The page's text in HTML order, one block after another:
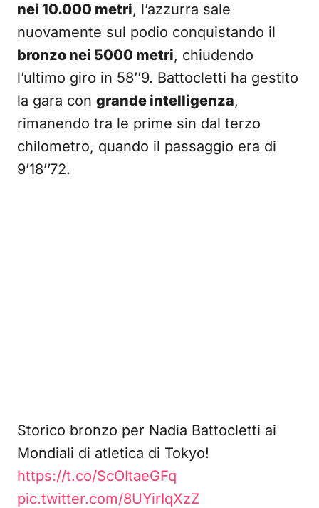
nei 10.000 metri, l’azzurra sale
nuovamente sul podio conquistando il
bronzo nei 5000 metri, chiudendo
l’ultimo giro in 58’’9. Battocletti ha gestito
la gara con grande intelligenza,
rimanendo tra le prime sin dal terzo
chilometro, quando il passaggio era di
9’18’’72.
Storico bronzo per Nadia Battocletti ai
Mondiali di atletica di Tokyo!
https://t.co/ScOItaeGFq
pic.twitter.com/8UYirIqXzZ